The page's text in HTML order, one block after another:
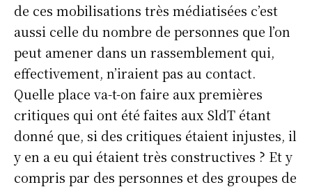
de ces mobilisations très médiatisées c’est
aussi celle du nombre de personnes que l’on
peut amener dans un rassemblement qui,
effectivement, n’iraient pas au contact.
Quelle place va-t-on faire aux premières
critiques qui ont été faites aux SldT étant
donné que, si des critiques étaient injustes, il
y en a eu qui étaient très constructives ? Et y
compris par des personnes et des groupes de